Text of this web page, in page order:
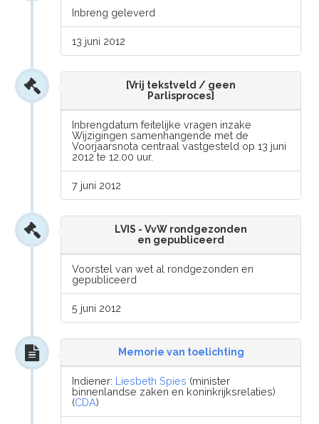
Inbreng geleverd
13 juni 2012
[Vrij tekstveld / geen
Parlisproces]
Inbrengdatum feitelijke vragen inzake
Wijzigingen samenhangende met de
Voorjaarsnota centraal vastgesteld op 13 juni
2012 te 12.00 uur.
7 juni 2012
LVIS - VvW rondgezonden
en gepubliceerd
Voorstel van wet al rondgezonden en
gepubliceerd
5 juni 2012
Memorie van toelichting
Indiener: Liesbeth Spies (minister
binnenlandse zaken en koninkrijksrelaties)
(CDA)